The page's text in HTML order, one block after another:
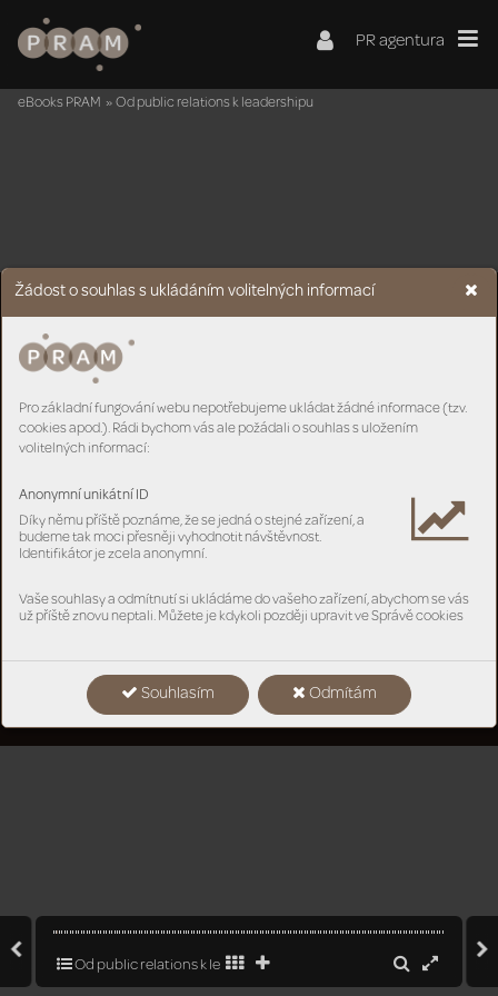
Žádost o souhlas s ukládáním volitelných informací
Pro základní fungování webu nepotřebujeme ukládat žádné informace (tzv.
cookies apod.). Rádi bychom vás ale požádali o souhlas s uložením
volitelných informací:
Anonymní unikátní ID
Díky němu příště poznáme, že se jedná o stejné zařízení, a
budeme tak moci přesněji vyhodnotit návštěvnost.
Identifikátor je zcela anonymní.
Vaše souhlasy a odmítnutí si ukládáme do vašeho zařízení, abychom se vás
už příště znovu neptali. Můžete je kdykoli později upravit ve Správě cookies
Souhlasím Odmítám
PR agentura
eBooks PRAM » Od public relations k leadershipu
Od public relations k leadershipu